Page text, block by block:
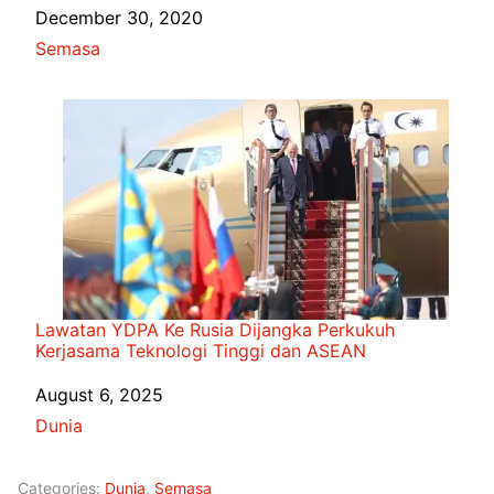
Date
December 30, 2020
In relation to
Semasa
Lawatan YDPA Ke Rusia Dijangka Perkukuh
Kerjasama Teknologi Tinggi dan ASEAN
Date
August 6, 2025
In relation to
Dunia
Categories: Dunia, Semasa